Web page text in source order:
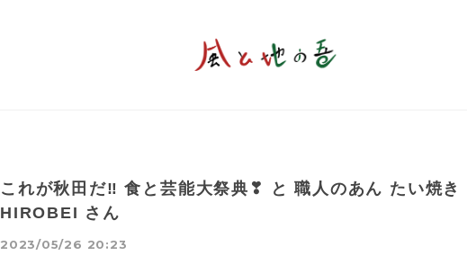
これが秋田だ‼ 食と芸能大祭典❣ と 職人のあん たい焼き
HIROBEI さん
2023/05/26 20:23